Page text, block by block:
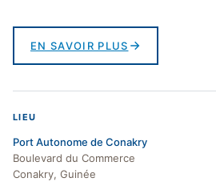
EN SAVOIR PLUS
LIEU
Port Autonome de Conakry
Boulevard du Commerce
Conakry, Guinée